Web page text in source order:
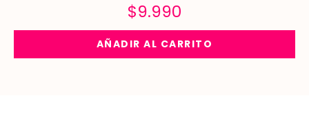
$9.990
AÑADIR AL CARRITO